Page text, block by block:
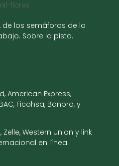
los semáforos de la
Sobre la pista.
American Express,
Ficohsa, Banpro, y
Western Union y link
en línea.